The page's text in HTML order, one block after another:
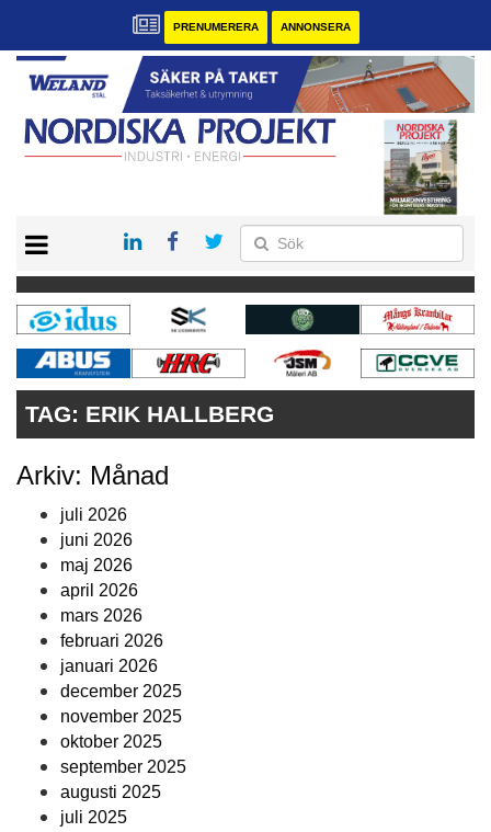
PRENUMERERA ANNONSERA
KONTAKT
VÅRA ANDRA MAGASIN
PRENUMERERA
ANNONSERA
TAG: ERIK HALLBERG
Arkiv: Månad
juli 2026
juni 2026
maj 2026
april 2026
mars 2026
februari 2026
januari 2026
december 2025
november 2025
oktober 2025
september 2025
augusti 2025
juli 2025